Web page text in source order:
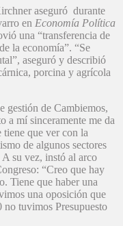
aseguró durante
en Economía Política
una “transferencia de
la economía”. “Se
aseguró y describió
porcina y agrícola
gestión de Cambiemos,
a mí sinceramente me da
tiene que ver con la
de algunos sectores
su vez, instó al arco
“Creo que hay
Tiene que haber una
una oposición que
tuvimos Presupuesto